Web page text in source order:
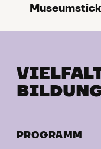
PROGRAMM